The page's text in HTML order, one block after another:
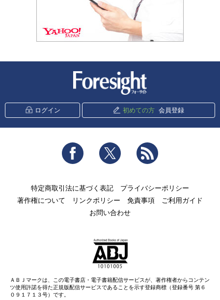
ログイン 初めての方 会員登録
Facebook Twitter
特定商取引法に基づく表記
プライバシーポリシー
著作権について
リンクポリシー 免責事項
ご利用ガイド
お問い合わせ
ＡＢＪマークは、この電子書店・電子書籍配信サービスが、著作権者からコンテン
ツ使用許諾を得た正規版配信サービスであることを示す登録商標（登録番号 第６
０９１７１３号）です。